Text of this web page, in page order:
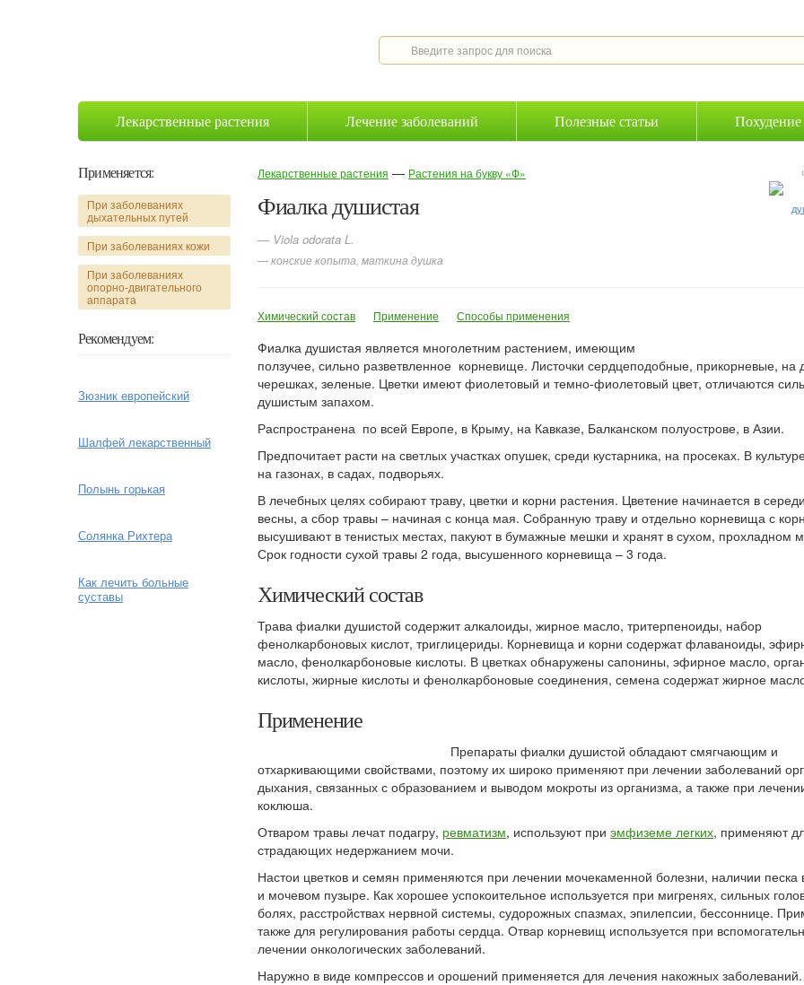
Лекарственные растения Лечение заболеваний Полезные статьи
Применяется:
При заболеваниях
дыхательных путей
При заболеваниях кожи
При заболеваниях
опорно-двигательного
аппарата
Рекомендуем:
Зюзник европейский
Шалфей лекарственный
Полынь горькая
Солянка Рихтера
Как лечить больные
суставы
Лекарственные растения — Растения на букву «Ф»
Фиалка душистая
— Viola odorata L.
— конские копыта, маткина душка
Химический состав Применение Способы применения
Фиалка душистая является многолетним растением, имеющим
ползучее, сильно разветвленное корневище. Листочки сердцеподобные, прикорневые, на
черешках, зеленые. Цветки имеют фиолетовый и темно-фиолетовый цвет, отличаются
душистым запахом.
Распространена по всей Европе, в Крыму, на Кавказе, Балканском полуострове, в Азии.
Предпочитает расти на светлых участках опушек, среди кустарника, на просеках. В
на газонах, в садах, подворьях.
В лечебных целях собирают траву, цветки и корни растения. Цветение начинается в
весны, а сбор травы – начиная с конца мая. Собранную траву и отдельно корневища с
высушивают в тенистых местах, пакуют в бумажные мешки и хранят в сухом, прохладном
Срок годности сухой травы 2 года, высушенного корневища – 3 года.
Химический состав
Трава фиалки душистой содержит алкалоиды, жирное масло, тритерпеноиды, набор
фенолкарбоновых кислот, триглицериды. Корневища и корни содержат флаваноиды,
масло, фенолкарбоновые кислоты. В цветках обнаружены сапонины, эфирное масло,
кислоты, жирные кислоты и фенолкарбоновые соединения, семена содержат жирное
Применение
Препараты фиалки душистой обладают смягчающим и
отхаркивающими свойствами, поэтому их широко применяют при лечении заболеваний
дыхания, связанных с образованием и выводом мокроты из организма, а также при
коклюша.
Отваром травы лечат подагру, ревматизм, используют при эмфиземе легких, применяют
страдающих недержанием мочи.
Настои цветков и семян применяются при лечении мочекаменной болезни, наличии песка
и мочевом пузыре. Как хорошее успокоительное используется при мигренях, сильных
болях, расстройствах нервной системы, судорожных спазмах, эпилепсии, бессоннице.
также для регулирования работы сердца. Отвар корневищ используется при
лечении онкологических заболеваний.
Наружно в виде компрессов и орошений применяется для лечения накожных заболеваний.